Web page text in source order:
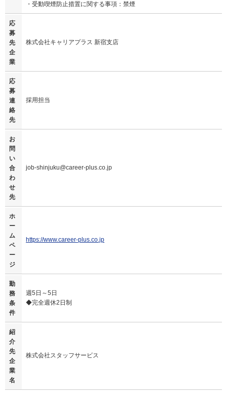
・受動喫煙防止措置に関する事項：禁煙
応
募
先
企
業
株式会社キャリアプラス 新宿支店
応
募
連
絡
先
採用担当
お
問
い
合
わ
せ
先
job-shinjuku@career-plus.co.jp
ホ
ー
ム
ペ
ー
ジ
https://www.career-plus.co.jp
勤
務
条
件
週5日～5日
◆完全週休2日制
紹
介
先
企
業
名
株式会社スタッフサービス